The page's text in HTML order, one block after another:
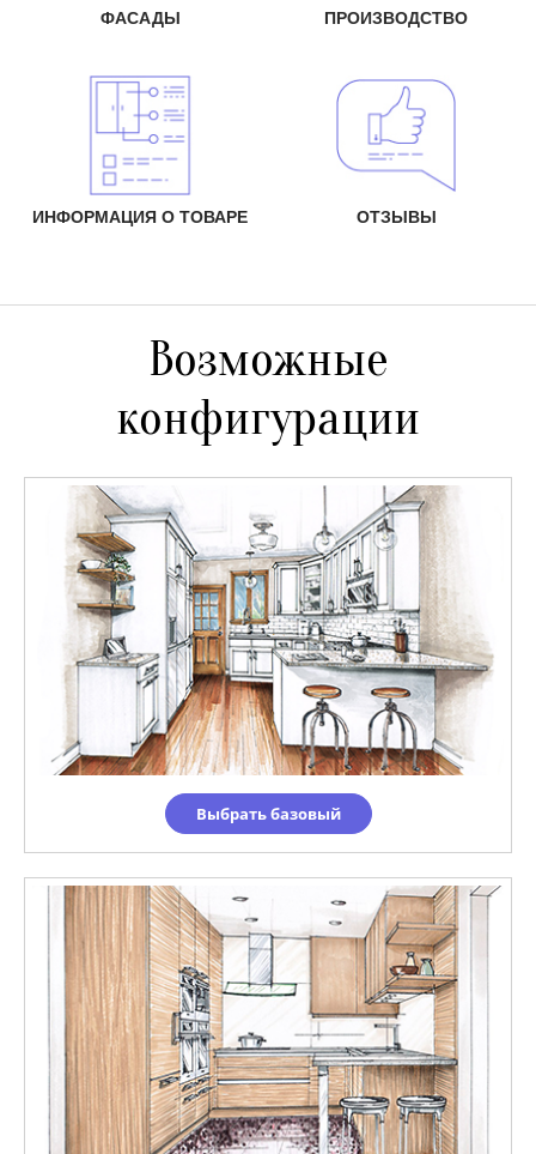
ФАСАДЫ ПРОИЗВОДСТВО
ИНФОРМАЦИЯ О ТОВАРЕ ОТЗЫВЫ
Возможные
конфигурации
Выбрать базовый